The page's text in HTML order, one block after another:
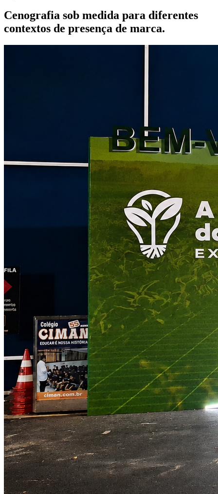
Cenografia sob medida para diferentes
contextos de presença de marca.